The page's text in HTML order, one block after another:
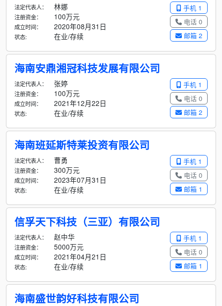
手机 1
电话 0
邮箱 2
法定代表人： 林娜
注册资金： 100万元
成立时间： 2020年08月31日
状态: 在业/存续
海南安鼎湘冠科技发展有限公司
手机 1
电话 0
邮箱 2
法定代表人： 张婷
注册资金： 100万元
成立时间： 2021年12月22日
状态: 在业/存续
海南班延斯特莱投资有限公司
手机 1
电话 0
邮箱 1
法定代表人： 曹勇
注册资金： 300万元
成立时间： 2023年07月31日
状态: 在业/存续
信孚天下科技（三亚）有限公司
手机 1
电话 0
邮箱 1
法定代表人： 赵中华
注册资金： 5000万元
成立时间： 2021年04月21日
状态: 在业/存续
海南盛世韵好科技有限公司